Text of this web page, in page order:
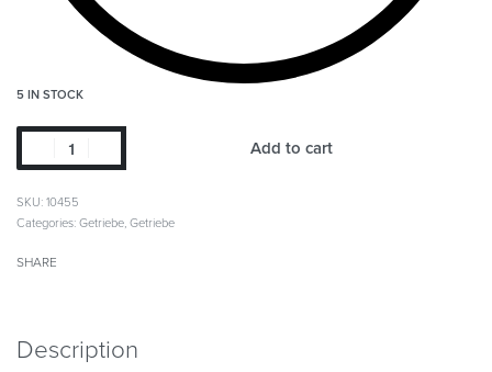
5 IN STOCK
Add to cart
SKU: 10455
Categories: Getriebe, Getriebe
SHARE
Description